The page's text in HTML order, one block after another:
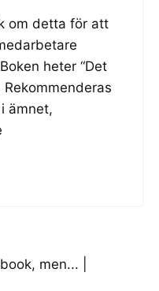
om detta för att
heter “Det
Rekommenderas
ämnet,
men... |